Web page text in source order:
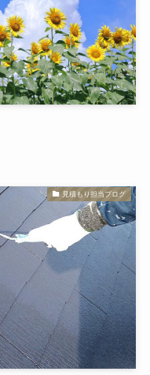
見積もり担当ブログ